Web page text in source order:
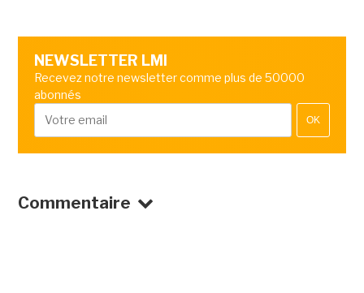
NEWSLETTER LMI
Recevez notre newsletter comme plus de 50000
abonnés
OK
Commentaire